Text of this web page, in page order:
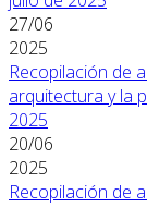
27/06
2025
Recopilación de
arquitectura y la
2025
20/06
2025
Recopilación de